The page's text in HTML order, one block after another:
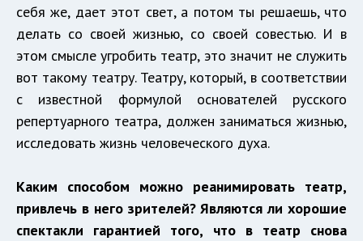
себя же, дает этот свет, а потом ты решаешь, что
делать со своей жизнью, со своей совестью. И в
этом смысле угробить театр, это значит не служить
вот такому театру. Театру, который, в соответствии
с известной формулой основателей русского
репертуарного театра, должен заниматься жизнью,
исследовать жизнь человеческого духа.
Каким способом можно реанимировать театр,
привлечь в него зрителей? Являются ли хорошие
спектакли гарантией того, что в театр снова